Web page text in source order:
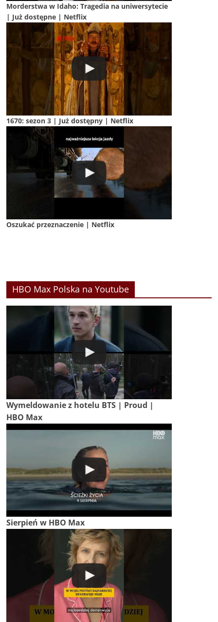
Morderstwa w Idaho: Tragedia na uniwersytecie
| Już dostępne | Netflix
1670: sezon 3 | Już dostępny | Netflix
Oszukać przeznaczenie | Netflix
HBO Max Polska na Youtube
Wymeldowanie z hotelu BTS | Proud |
HBO Max
Sierpień w HBO Max